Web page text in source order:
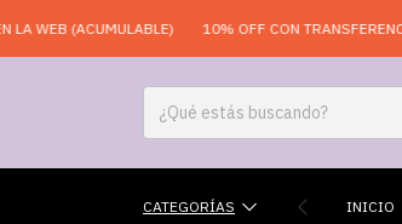
WEB (ACUMULABLE) 10% OFF CON TRANSFERENCIA
CATEGORÍAS INICIO